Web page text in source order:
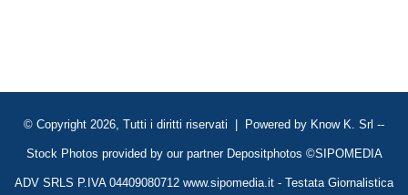
© Copyright 2026, Tutti i diritti riservati | Powered by Know K. Srl --
Stock Photos provided by our partner Depositphotos ©SIPOMEDIA
ADV SRLS P.IVA 04409080712 www.sipomedia.it - Testata Giornalistica